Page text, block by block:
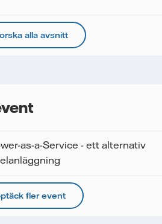
alla avsnitt
as-a-Service - ett alternativ
fler event